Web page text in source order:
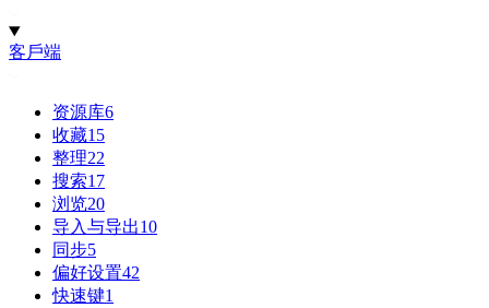
客戶端
资源库6
收藏15
整理22
搜索17
浏览20
导入与导出10
同步5
偏好设置42
快速键1